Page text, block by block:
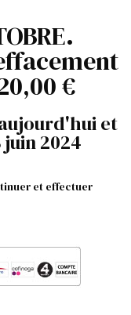
€
et
2024
et effectuer